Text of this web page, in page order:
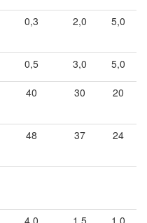
0,3 2,0 5,0
0,5 3,0 5,0
40 30 20
48 37 24
4,0 1,5 1,0